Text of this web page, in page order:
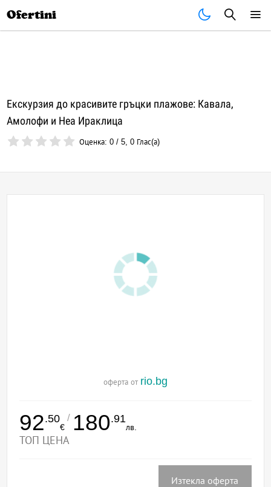
Ofertini
Екскурзия до красивите гръцки плажове: Кавала,
Амолофи и Неа Ираклица
Оценка:0 /5,0 Глас(а)
оферта от rio.bg
92.50
€
/ 180.91
лв.
ТОП ЦЕНА
Изтекла оферта